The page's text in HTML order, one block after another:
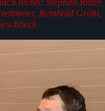
Reinhold Gröbl,